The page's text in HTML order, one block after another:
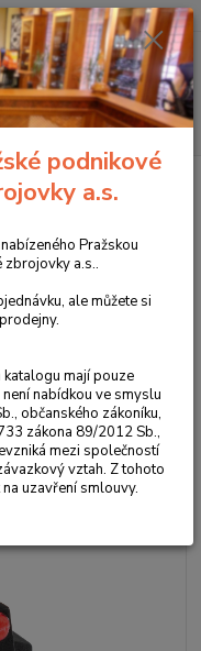
Menu
Hledat
Pro pistole
Colt 1911 díl č.35
pro
podnikové
a.s.
Pražskou
a.s..
ale můžete si
mají pouze
nabídkou ve smyslu
občanského zákoníku,
zákona 89/2012 Sb.,
mezi společností
vztah. Z tohoto
uzavření smlouvy.